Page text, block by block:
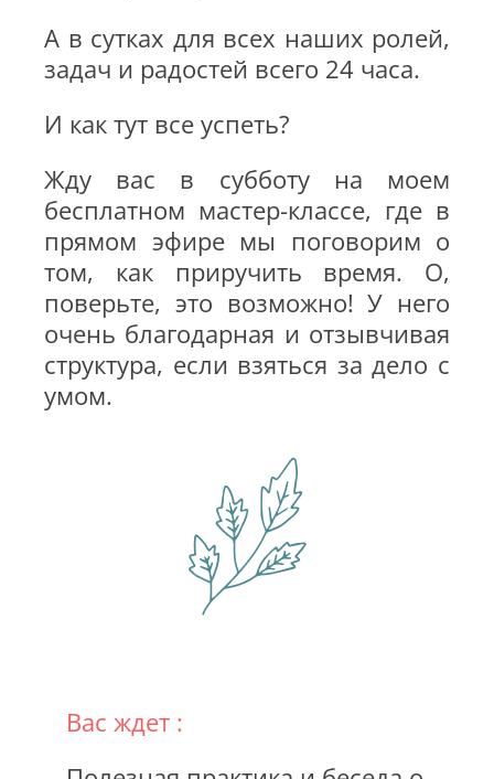
А в сутках для всех наших ролей,
задач и радостей всего 24 часа.
И как тут все успеть?
Жду вас в субботу на моем
бесплатном мастер-классе, где в
прямом эфире мы поговорим о
том, как приручить время. О,
поверьте, это возможно! У него
очень благодарная и отзывчивая
структура, если взяться за дело с
умом.
Вас ждет :